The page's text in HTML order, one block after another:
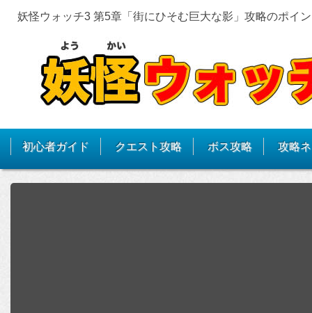
妖怪ウォッチ3 第5章「街にひそむ巨大な影」攻略のポイ
初心者ガイド クエスト攻略 ボス攻略 攻略